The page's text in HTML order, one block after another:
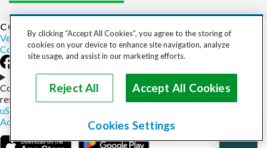
COST TO SHIP
Vehicles Motorcycles FurnitureFreightBoatsHeavy Equipment
CompanyCareers Press Blog
Choose your region
Copyright © 2026, uShip Inc. and its licensors. All rights
reserved.
uShip User Agreement
Accessibility
By clicking “Accept All Cookies”, you agree to the storing of
cookies on your device to enhance site navigation, analyze
site usage, and assist in our marketing efforts.
Reject All Accept All Cookies
Cookies Settings